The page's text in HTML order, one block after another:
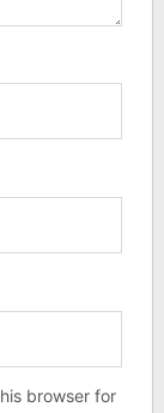
browser for